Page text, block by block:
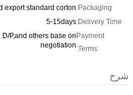
Packaging:
export standard corton
Delivery Time:
5-15days
Payment
Terms:
P,and others base on
negotiation
شرح